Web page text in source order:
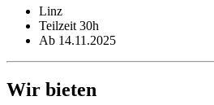
Linz
Teilzeit 30h
Ab 14.11.2025
Wir bieten